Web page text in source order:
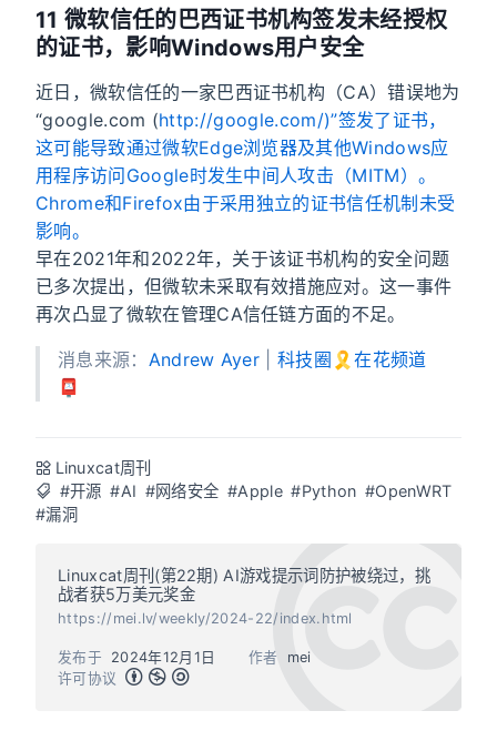
11 微软信任的巴西证书机构签发未经授权
的证书，影响Windows用户安全
近日，微软信任的一家巴西证书机构（CA）错误地为
“google.com (http://google.com/)”签发了证书，
这可能导致通过微软Edge浏览器及其他Windows应
用程序访问Google时发生中间人攻击（MITM）。
Chrome和Firefox由于采用独立的证书信任机制未受
影响。
早在2021年和2022年，关于该证书机构的安全问题
已多次提出，但微软未采取有效措施应对。这一事件
再次凸显了微软在管理CA信任链方面的不足。
消息来源： Andrew Ayer |科技圈🎗在花频道
📮
Linuxcat周刊
#开源 #AI #网络安全 #Apple #Python #OpenWRT
#漏洞
Linuxcat周刊(第22期) AI游戏提示词防护被绕过，挑
战者获5万美元奖金
https://mei.lv/weekly/2024-22/index.html
作者 mei
发布于
2024年12月1日
许可协议